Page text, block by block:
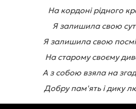
На кордоні рідного
Я залишила свою
Я залишила свою
На старому своєму
А з собою взяла на
Добру пам'ять і дику